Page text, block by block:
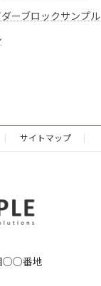
ーブロックサンプル
サイトマップ
○○番地